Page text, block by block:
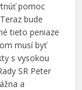
pomoc
bude
tieto peniaze
musí byť
s vysokou
SR Peter
a